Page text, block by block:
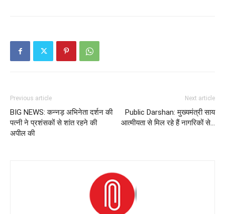
Previous article
BIG NEWS: कन्नड़ अभिनेता दर्शन की
पत्नी ने प्रशंसकों से शांत रहने की
अपील की
Next article
Public Darshan: मुख्यमंत्री साय
आत्मीयता से मिल रहे हैं नागरिकों से…